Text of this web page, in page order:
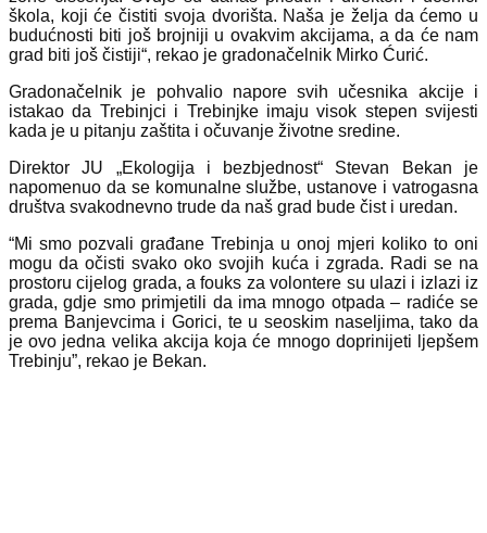
škola, koji će čistiti svoja dvorišta. Naša je želja da ćemo u
budućnosti biti još brojniji u ovakvim akcijama, a da će nam
grad biti još čistiji“, rekao je gradonačelnik Mirko Ćurić.
Gradonačelnik je pohvalio napore svih učesnika akcije i
istakao da Trebinjci i Trebinjke imaju visok stepen svijesti
kada je u pitanju zaštita i očuvanje životne sredine.
Direktor JU „Ekologija i bezbjednost“ Stevan Bekan je
napomenuo da se komunalne službe, ustanove i vatrogasna
društva svakodnevno trude da naš grad bude čist i uredan.
“Mi smo pozvali građane Trebinja u onoj mjeri koliko to oni
mogu da očisti svako oko svojih kuća i zgrada. Radi se na
prostoru cijelog grada, a fouks za volontere su ulazi i izlazi iz
grada, gdje smo primjetili da ima mnogo otpada – radiće se
prema Banjevcima i Gorici, te u seoskim naseljima, tako da
je ovo jedna velika akcija koja će mnogo doprinijeti ljepšem
Trebinju”, rekao je Bekan.